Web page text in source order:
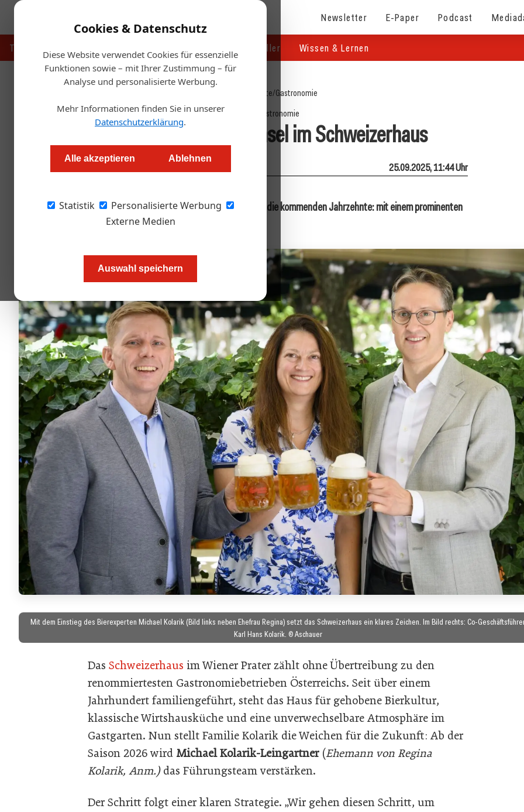
Cookies & Datenschutz
Diese Website verwendet Cookies für essenzielle
Funktionen sowie – mit Ihrer Zustimmung – für
Analyse und personalisierte Werbung.
Mehr Informationen finden Sie in unserer
Datenschutzerklärung.
Alle akzeptieren Ablehnen
Statistik
Personalisierte Werbung
Externe Medien
Auswahl speichern
Newsletter E-Paper Podcast
Touristik Handel & Hersteller Wissen & Lernen
Startseite/Gastronomie
Gastronomie
Generationenwechsel im Schweizerhaus
Alexander Grübling 25.09.2025, 11:44 Uhr
Der Wiener Kultbetrieb im Prater rüstet sich für die kommenden Jahrzehnte: mit einem prominenten
Neuzugang aus der eigenen Familie.
Mit dem Einstieg des Bierexperten Michael Kolarik (Bild links neben Ehefrau Regina) setzt das Schweizerhaus ein klares Zeichen. Im Bild rechts: Co-
Karl Hans Kolarik. © Aschauer
Das Schweizerhaus im Wiener Prater zählt ohne Übertreibung zu den
renommiertesten Gastronomiebetrieben Österreichs. Seit über einem
Jahrhundert familiengeführt, steht das Haus für gehobene Bierkultur,
klassische Wirtshausküche und eine unverwechselbare Atmosphäre im
Gastgarten. Nun stellt Familie Kolarik die Weichen für die Zukunft: Ab der
Saison 2026 wird Michael Kolarik-Leingartner(Ehemann von Regina
Kolarik, Anm.)das Führungsteam verstärken.
Der Schritt folgt einer klaren Strategie. „Wir gehen diesen Schritt, um